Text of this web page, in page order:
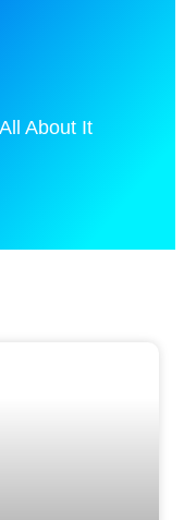
About It